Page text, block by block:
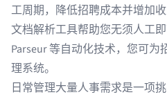
工周期，降低招聘成本并增加收
文档解析工具帮助您无须人工
Parseur 等自动化技术，您可
理系统。
日常管理大量人事需求是一项